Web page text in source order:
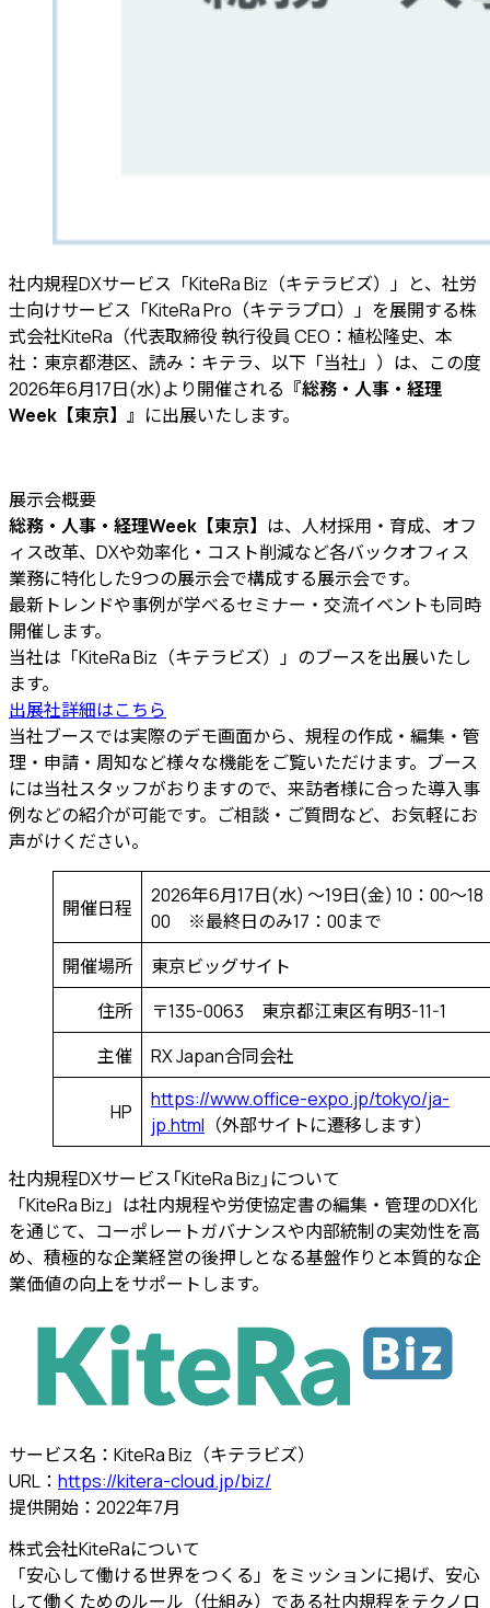
社内規程DXサービス「KiteRa Biz（キテラビズ）」と、社労
士向けサービス「KiteRa Pro（キテラプロ）」を展開する株
式会社KiteRa（代表取締役 執行役員 CEO：植松隆史、本
社：東京都港区、読み：キテラ、以下「当社」）は、この度
2026年6月17日(水)より開催される 『総務・人事・経理
Week【東京】』 に出展いたします。
展示会概要
総務・人事・経理Week【東京】 は、人材採用・育成、オフ
ィス改革、DXや効率化・コスト削減など各バックオフィス
業務に特化した9つの展示会で構成する展示会です。
最新トレンドや事例が学べるセミナー・交流イベントも同時
開催します。
当社は「KiteRa Biz（キテラビズ）」のブースを出展いたし
ます。
出展社詳細はこちら
当社ブースでは実際のデモ画面から、規程の作成・編集・管
理・申請・周知など様々な機能をご覧いただけます。ブース
には当社スタッフがおりますので、来訪者様に合った導入事
例などの紹介が可能です。ご相談・ご質問など、お気軽にお
声がけください。
開催日程
2026年6月17日(水) 〜19日(金) 10：00～18
00 ※最終日のみ17：00まで
開催場所
東京ビッグサイト
住所
〒135-0063 東京都江東区有明3-11-1
主催
RX Japan合同会社
HP
https://www.office-expo.jp/tokyo/ja-
jp.html （外部サイトに遷移します）
社内規程DXサービス「KiteRa Biz」について
「KiteRa Biz」は社内規程や労使協定書の編集・管理のDX化
を通じて、コーポレートガバナンスや内部統制の実効性を高
め、積極的な企業経営の後押しとなる基盤作りと本質的な企
業価値の向上をサポートします。
サービス名：KiteRa Biz（キテラビズ）
URL： https://kitera-cloud.jp/biz/
提供開始：2022年7月
株式会社KiteRaについて
「安心して働ける世界をつくる」をミッションに掲げ、安心
して働くためのルール（仕組み）である社内規程をテクノロ